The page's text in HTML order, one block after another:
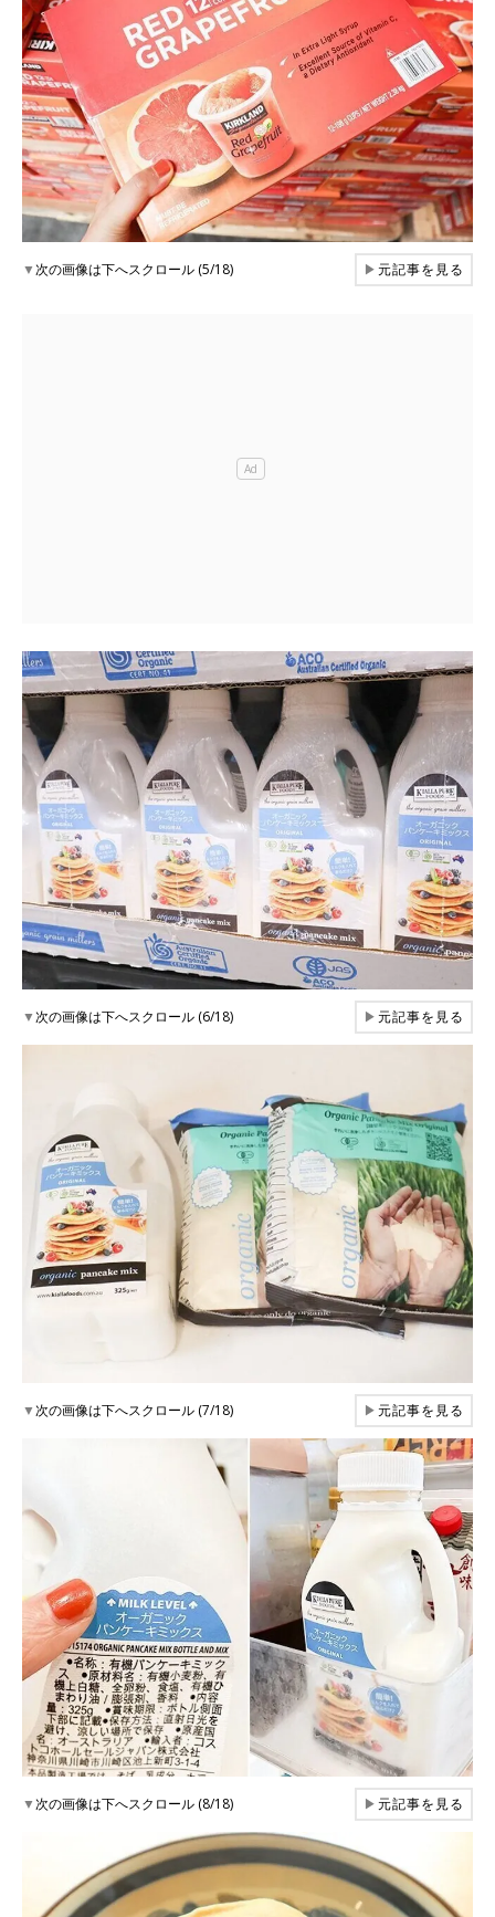
▼次の画像は下へスクロール (5/18) ▶元記事を見る
▼次の画像は下へスクロール (6/18) ▶元記事を見る
▼次の画像は下へスクロール (7/18) ▶元記事を見る
▼次の画像は下へスクロール (8/18) ▶元記事を見る